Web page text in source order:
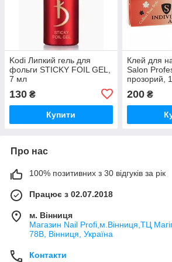
Kodi Липкий гель для
фольги STICKY FOIL GEL,
7 мл
130 ₴
Купити
Клей для
Salon
прозорий,
200₴
Про нас
100% позитивних з 30 відгуків за рік
Працює з 02.07.2018
м. Вінниця
Магазин Nail Profi,м.Вінниця,ТЦ
78В, Вінниця, Україна
Контакти